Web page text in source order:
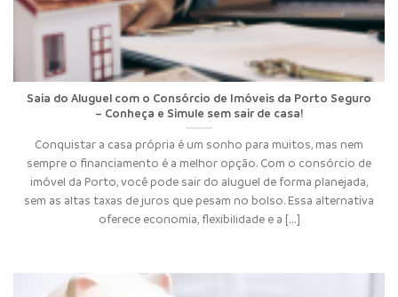
Saia do Aluguel com o Consórcio de Imóveis da Porto Seguro
– Conheça e Simule sem sair de casa!
Conquistar a casa própria é um sonho para muitos, mas nem
sempre o financiamento é a melhor opção. Com o consórcio de
imóvel da Porto, você pode sair do aluguel de forma planejada,
sem as altas taxas de juros que pesam no bolso. Essa alternativa
oferece economia, flexibilidade e a [...]